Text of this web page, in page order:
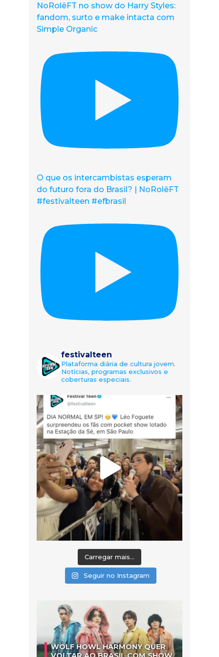
NoRolêFT no show do Harry Styles:
fandom, surto e make intacta com
Simple Organic
O que os intercambistas esperam
do futuro fora do Brasil? | NoRolêFT
#festivalteen #efbrasil
festivalteen
Plataforma diária de cultura jovem.
Notícias, programas exclusivos e
coberturas especiais.
Carregar mais...
Seguir no Instagram
WOLF HOWL HARMONY QUER